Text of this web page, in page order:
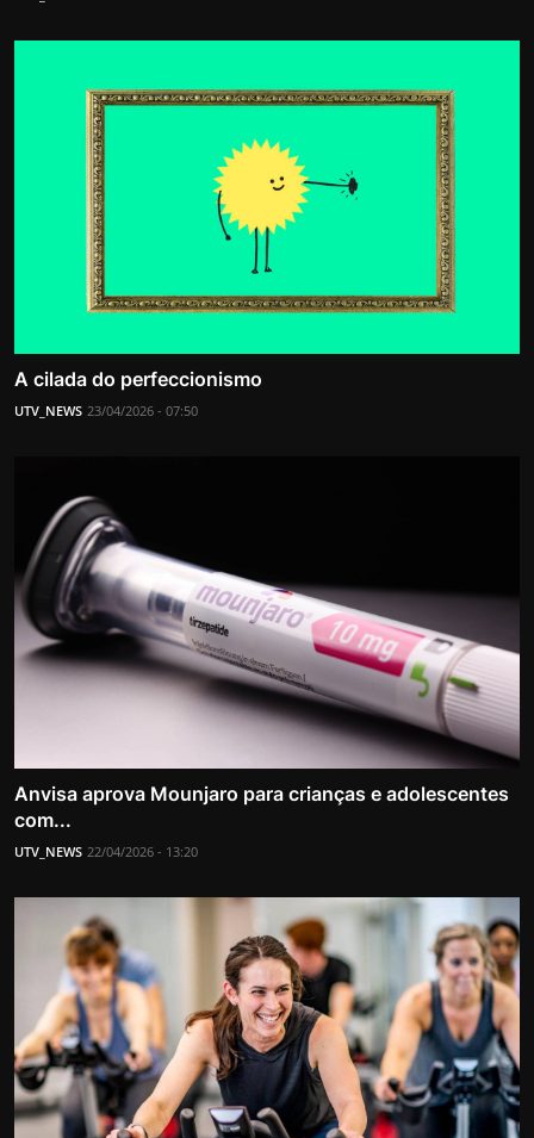
A cilada do perfeccionismo
UTV_NEWS 23/04/2026 - 07:50
Anvisa aprova Mounjaro para crianças e adolescentes
com...
UTV_NEWS 22/04/2026 - 13:20